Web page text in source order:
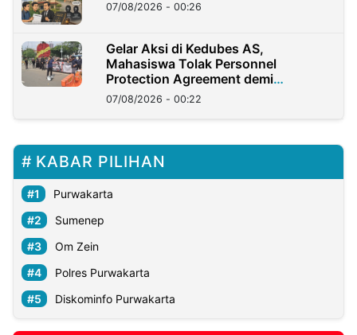
07/08/2026 - 00:26
Gelar Aksi di Kedubes AS,
Mahasiswa Tolak Personnel
Protection Agreement demi
Kedaulatan Negara
07/08/2026 - 00:22
KABAR PILIHAN
Purwakarta
Sumenep
Om Zein
Polres Purwakarta
Diskominfo Purwakarta